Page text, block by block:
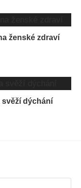
ženské zdraví
svěží dýchání